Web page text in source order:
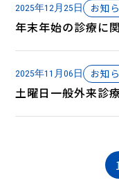
2025年12月25日 お知
年末年始の診療に
2025年11月06日 お知
土曜日一般外来診